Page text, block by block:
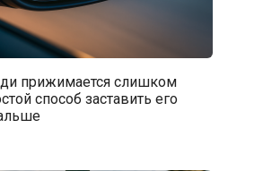
прижимается слишком
способ заставить его